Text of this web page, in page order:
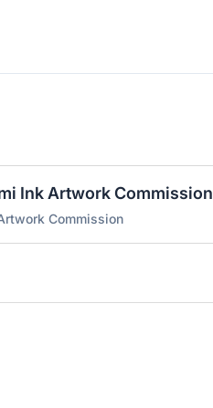
Ink Artwork Commission
Commission